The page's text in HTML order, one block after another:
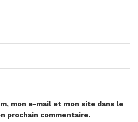
mon e-mail et mon site dans le
prochain commentaire.